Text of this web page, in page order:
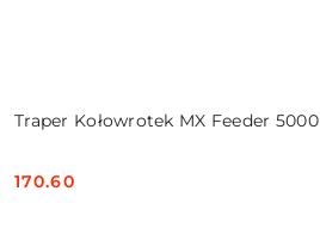
Traper Kołowrotek MX Feeder 5000
Cena:
170.60